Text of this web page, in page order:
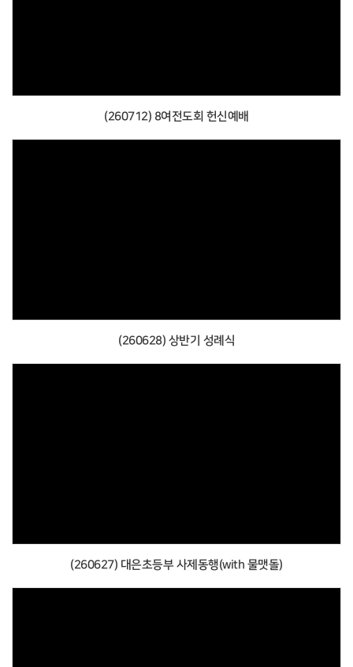
(260712) 8여전도회 헌신예배
(260628) 상반기 성례식
(260627) 대은초등부 사제동행(with 물맷돌)